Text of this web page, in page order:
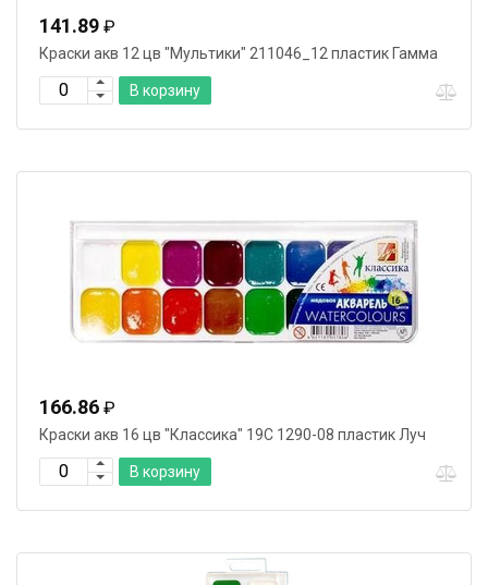
141.89 ₽
Краски акв 12 цв "Мультики" 211046_12 пластик Гамма
В корзину
166.86 ₽
Краски акв 16 цв "Классика" 19С 1290-08 пластик Луч
В корзину